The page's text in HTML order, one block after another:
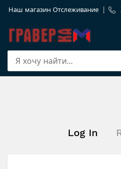
Наш магазин Отслеживание
Log In